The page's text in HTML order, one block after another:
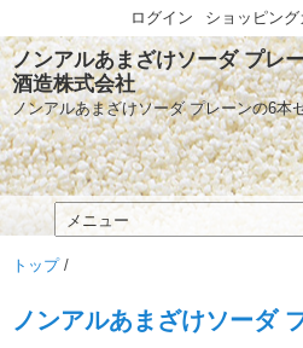
ノンアルあまざけソーダ プレ
酒造株式会社
ノンアルあまざけソーダ プレーンの6本
トップ/
ノンアルあまざけソーダ
ショッピング
ログイン